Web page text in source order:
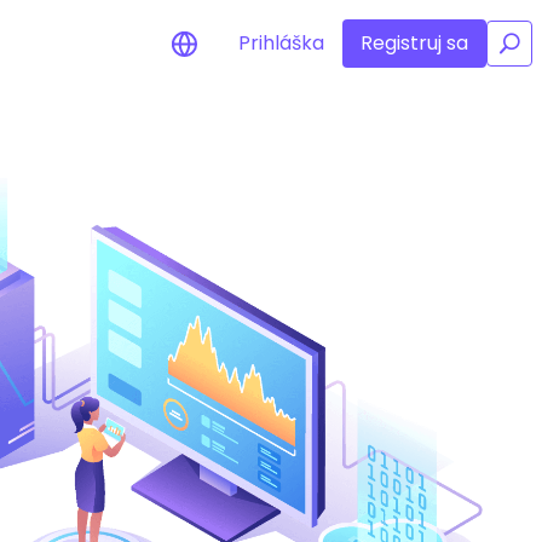
aktíva
príležitosti
poznatky pre optimálny
Prihláška Registruj sa /